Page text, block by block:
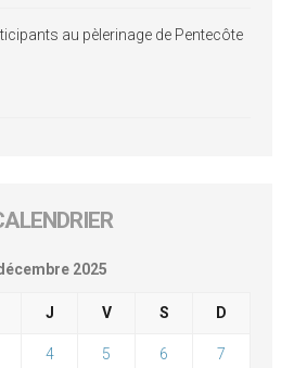
au pèlerinage de Pentecôte
2025
J V S D
4 5 6 7